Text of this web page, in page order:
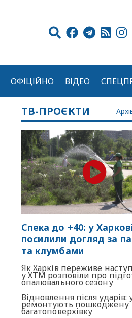
ОФІЦІЙНО ВІДЕО
ТВ-ПРОЄКТИ
Спека до +40: у Харкові
посилили догляд за
та клумбами
Як Харків переживе
у ХТМ розповіли про
опалювального сезону
Відновлення після ударів:
ремонтують пошкоджену
багатоповерхівку